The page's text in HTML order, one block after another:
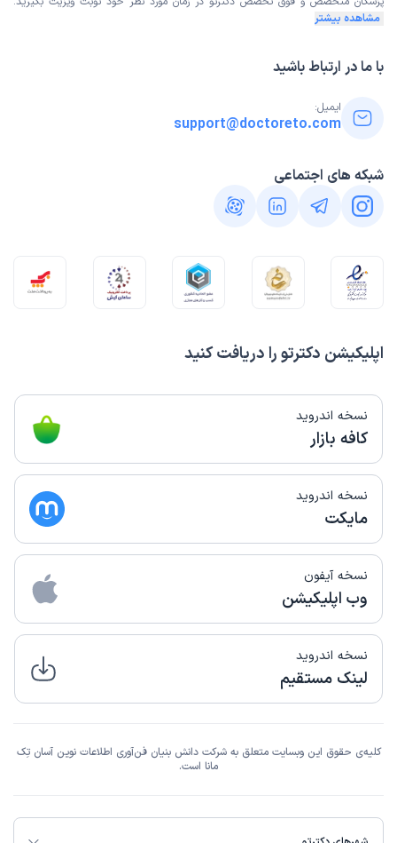
اپلیکیشن دکترتو را دریافت کنید
نسخه اندروید
کافه بازار
نسخه اندروید
مایکت
نسخه آیفون
وب اپلیکیشن
نسخه اندروید
لینک مستقیم
مشاهده بیشتر
با ما در ارتباط باشید
ایمیل:
support@doctoreto.com
شبکه های اجتماعی
کلیه‌ی حقوق این وبسایت متعلق به شرکت دانش بنیان فن‌آوری اطلاعات نوین آسان تِک
مانا است.